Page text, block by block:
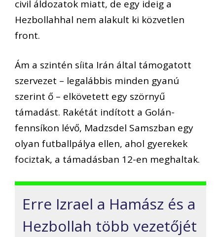
civil áldozatok miatt, de egy ideig a
Hezbollahhal nem alakult ki közvetlen
front.
Ám a szintén síita Irán által támogatott
szervezet – legalábbis minden gyanú
szerint ő – elkövetett egy szörnyű
támadást. Rakétát indított a Golán-
fennsíkon lévő, Madzsdel Samszban egy
olyan futballpálya ellen, ahol gyerekek
fociztak, a támadásban 12-en meghaltak.
Erre Izrael a Hamász és a
Hezbollah több vezetőjét